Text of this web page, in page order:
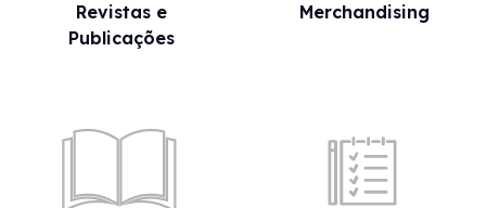
Revistas e
Publicações
Merchandising